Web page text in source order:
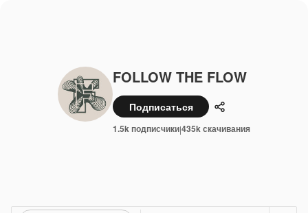
FOLLOW THE FLOW
Подписаться Поделиться
1.5k подписчики|435k скачивания